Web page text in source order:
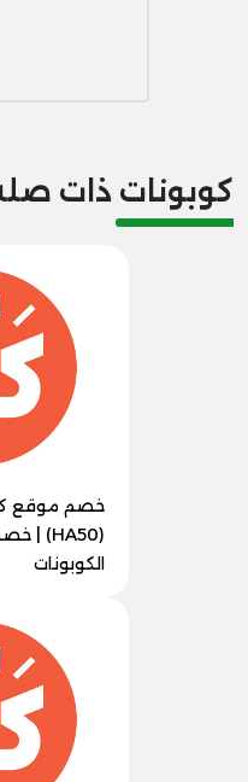
كوبونات ذات
خصم موقع
الكوبونات